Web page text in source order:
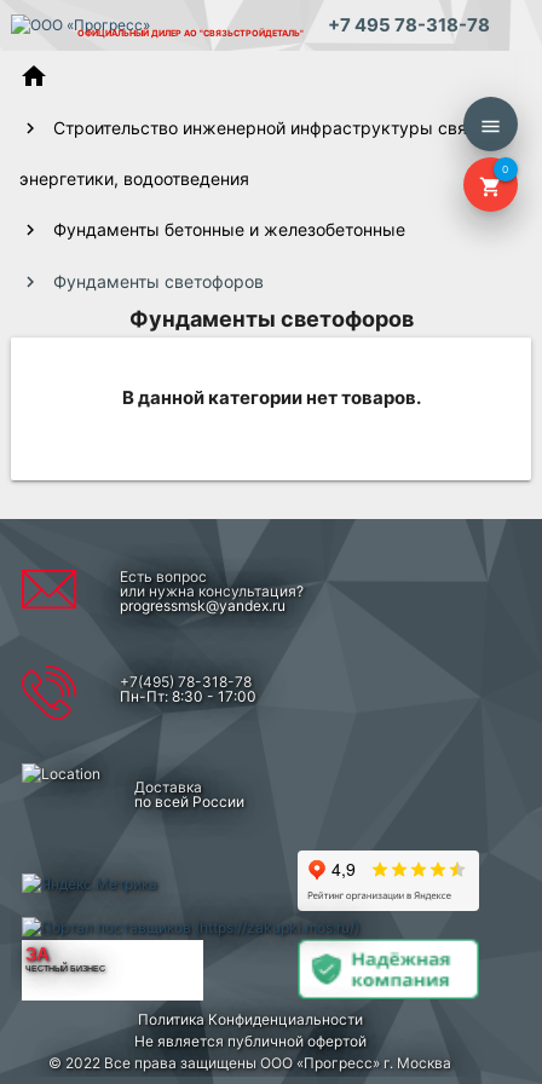
ОФИЦИАЛЬНЫЙ ДИЛЕР АО "СВЯЗЬСТРОЙДЕТАЛЬ" +7 495 78-318-78
menu
shopping_cart
0
home
Строительство инженерной инфраструктуры связи,
энергетики, водоотведения
Фундаменты бетонные и железобетонные
Фундаменты светофоров
Фундаменты светофоров
В данной категории нет товаров.
Есть вопрос
или нужна консультация?
progressmsk@yandex.ru
+7(495) 78-318-78
Пн-Пт: 8:30 - 17:00
Доставка
по всей России
ЗА
ЧЕСТНЫЙ БИЗНЕС
Политика Конфиденциальности
Не является публичной офертой
© 2022 Все права защищены ООО «Прогресс» г. Москва